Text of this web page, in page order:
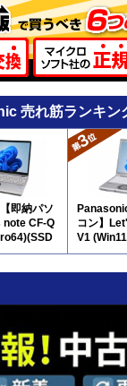
売れ筋ランキン
即納パソ
note CF-Q
コン】
V1